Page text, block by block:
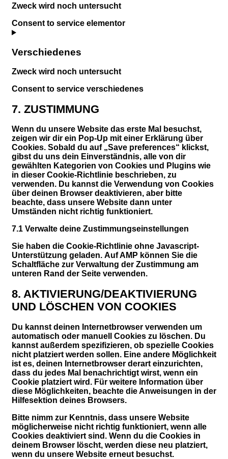
Zweck wird noch untersucht
Consent to service elementor
Verschiedenes
Zweck wird noch untersucht
Consent to service verschiedenes
7. ZUSTIMMUNG
Wenn du unsere Website das erste Mal besuchst,
zeigen wir dir ein Pop-Up mit einer Erklärung über
Cookies. Sobald du auf „Save preferences“ klickst,
gibst du uns dein Einverständnis, alle von dir
gewählten Kategorien von Cookies und Plugins wie
in dieser Cookie-Richtlinie beschrieben, zu
verwenden. Du kannst die Verwendung von Cookies
über deinen Browser deaktivieren, aber bitte
beachte, dass unsere Website dann unter
Umständen nicht richtig funktioniert.
7.1 Verwalte deine Zustimmungseinstellungen
Sie haben die Cookie-Richtlinie ohne Javascript-
Unterstützung geladen. Auf AMP können Sie die
Schaltfläche zur Verwaltung der Zustimmung am
unteren Rand der Seite verwenden.
8. AKTIVIERUNG/DEAKTIVIERUNG
UND LÖSCHEN VON COOKIES
Du kannst deinen Internetbrowser verwenden um
automatisch oder manuell Cookies zu löschen. Du
kannst außerdem spezifizieren, ob spezielle Cookies
nicht platziert werden sollen. Eine andere Möglichkeit
ist es, deinen Internetbrowser derart einzurichten,
dass du jedes Mal benachrichtigt wirst, wenn ein
Cookie platziert wird. Für weitere Information über
diese Möglichkeiten, beachte die Anweisungen in der
Hilfesektion deines Browsers.
Bitte nimm zur Kenntnis, dass unsere Website
möglicherweise nicht richtig funktioniert, wenn alle
Cookies deaktiviert sind. Wenn du die Cookies in
deinem Browser löscht, werden diese neu platziert,
wenn du unsere Website erneut besuchst.